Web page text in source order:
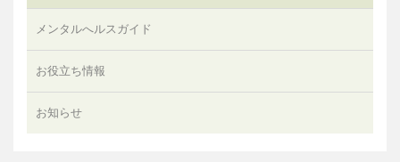
メンタルへルスガイド
お役立ち情報
お知らせ